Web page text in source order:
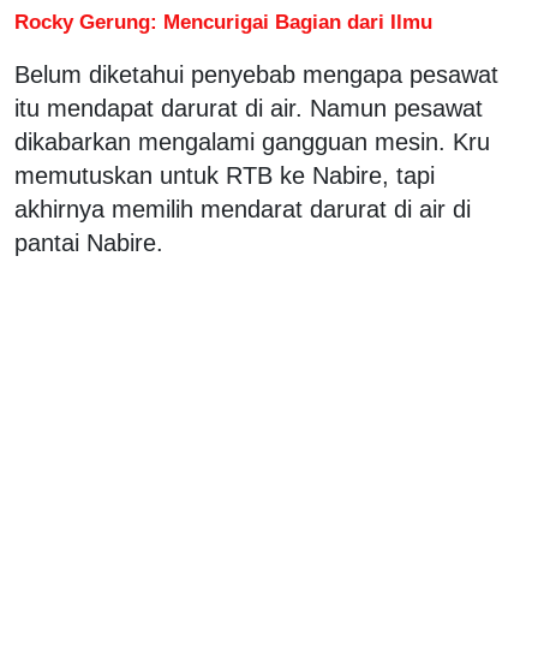
Rocky Gerung: Mencurigai Bagian dari Ilmu
Belum diketahui penyebab mengapa pesawat
itu mendapat darurat di air. Namun pesawat
dikabarkan mengalami gangguan mesin. Kru
memutuskan untuk RTB ke Nabire, tapi
akhirnya memilih mendarat darurat di air di
pantai Nabire.